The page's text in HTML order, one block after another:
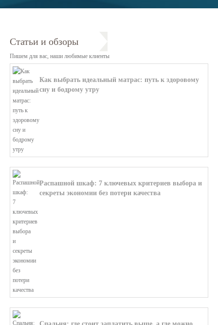
Статьи и обзоры
Пишем для вас, наши любимые клиенты
Как выбрать идеальный матрас: путь к здоровому
сну и бодрому утру
Распашной шкаф: 7 ключевых критериев выбора и
секреты экономии без потери качества